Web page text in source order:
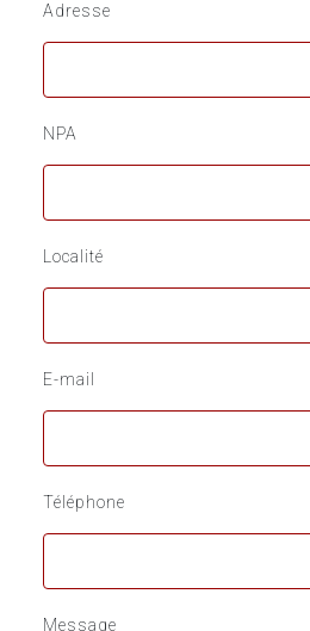
Adresse
NPA
Localité
E-mail
Téléphone
Message